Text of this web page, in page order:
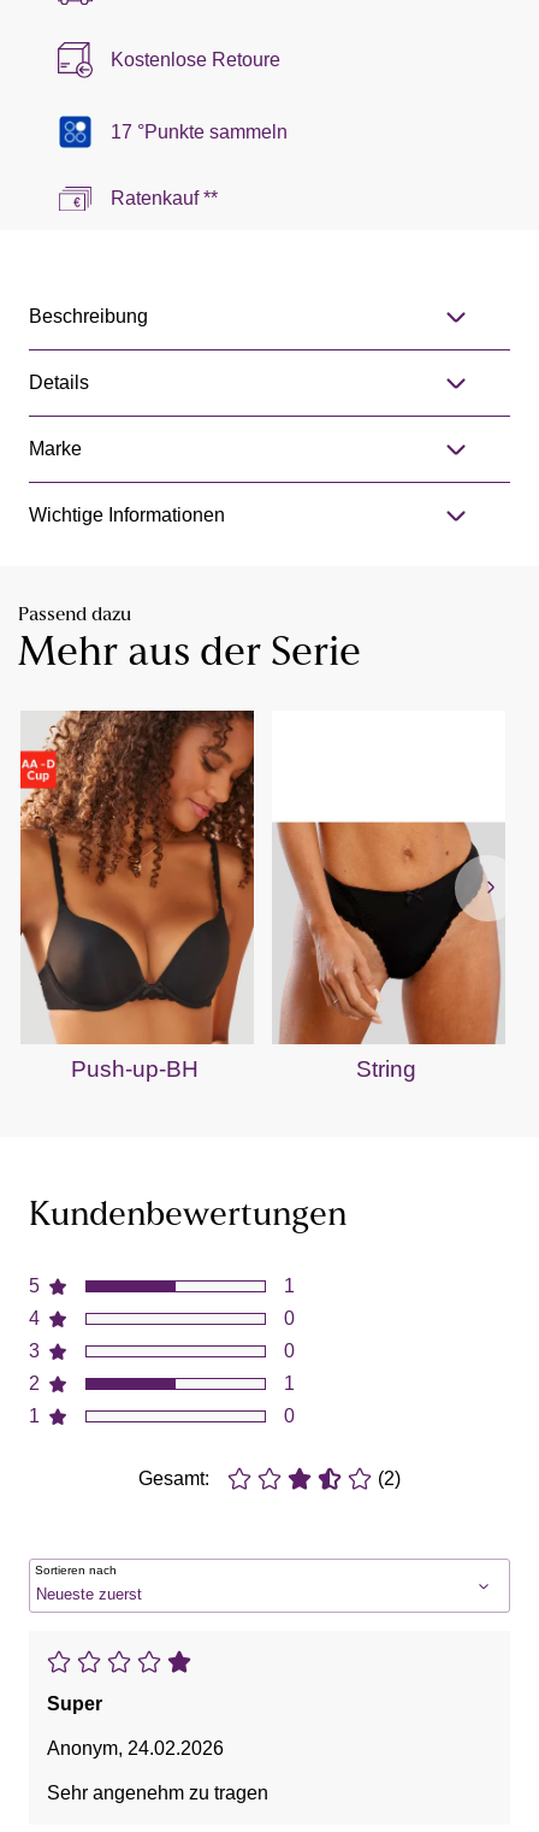
Kostenlose Retoure
17 °Punkte sammeln
Ratenkauf **
Beschreibung
Details
Marke
Wichtige Informationen
Passend dazu
Mehr aus der Serie
Push-up-BH String
Kundenbewertungen
5
4
3
2
1
1
0
0
1
0
Gesamt: (2)
Sortieren nach
Super
Anonym, 24.02.2026
Sehr angenehm zu tragen